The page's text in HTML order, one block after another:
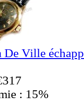
De Ville
: 15%